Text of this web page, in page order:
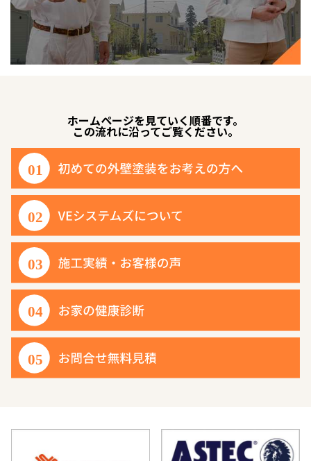
ホームページを見ていく順番です。
この流れに沿ってご覧ください。